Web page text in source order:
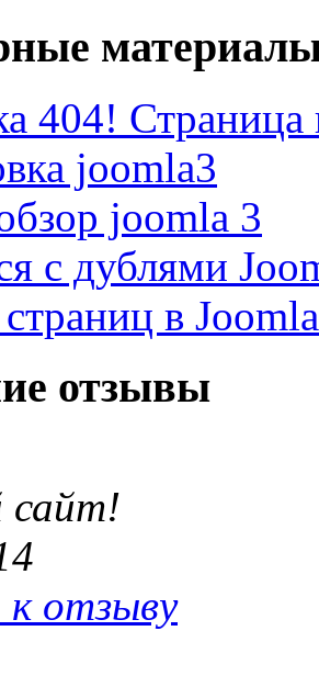
404! Страница
joomla3
joomla 3
с дублями
в
отзывы
сайт!
отзыву